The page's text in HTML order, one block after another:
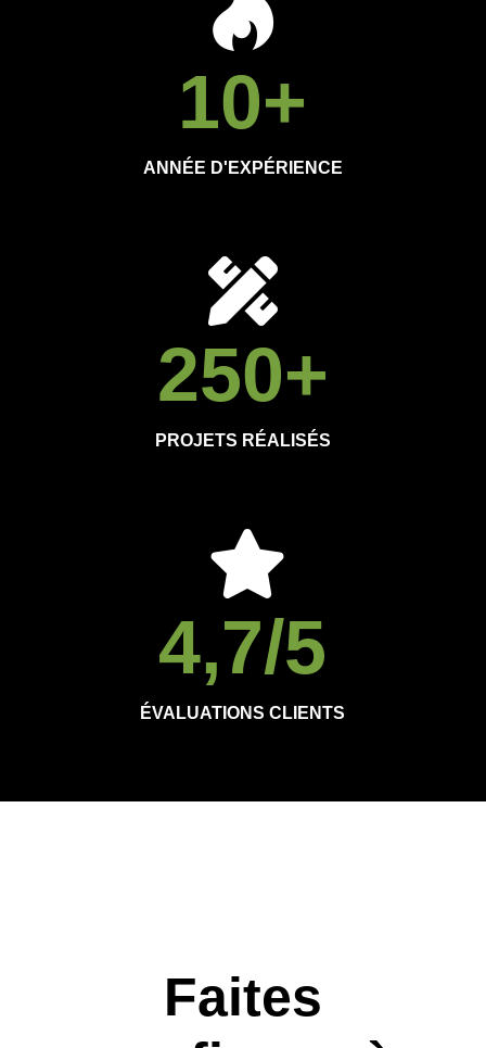
10+
ANNÉE D'EXPÉRIENCE
250+
PROJETS RÉALISÉS
4,7/5
ÉVALUATIONS CLIENTS
Faites